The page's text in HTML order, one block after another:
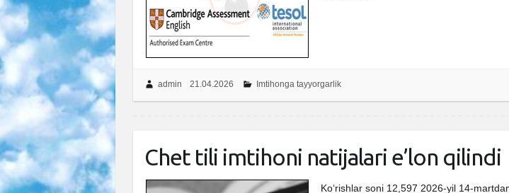
admin 21.04.2026 Imtihonga tayyorgarlik
Chet tili imtihoni natijalari e’lon qilindi
Ko‘rishlar soni 12,597 2026-yil 14-